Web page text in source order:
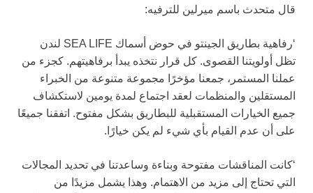
قال متحدث باسم ميرلين للترفيه:
‘رفاهية بطاريق الجينتو في حوض أسماك SEA LIFE لندن
تظل أولويتنا القصوى. كل قرار نتخذه يبدأ برفاهيتهم. كجزء من
عملنا المستمر، جمعنا مؤخرًا مجموعة متنوعة من الخبراء
المستقلين والمنظمات لعقد اجتماع لمدة يومين لاستكشاف
جميع الخيارات المستقبلية للبطاريق بشكل مفتوح. اتفقنا جميعًا
على أن عدم القيام بأي شيء لم يكن خيارًا.
‘كانت المناقشات مفتوحة وبناءة وساعدتنا في تحديد المجالات
التي تحتاج إلى مزيد من الاهتمام. وهذا يشمل مزيدًا من